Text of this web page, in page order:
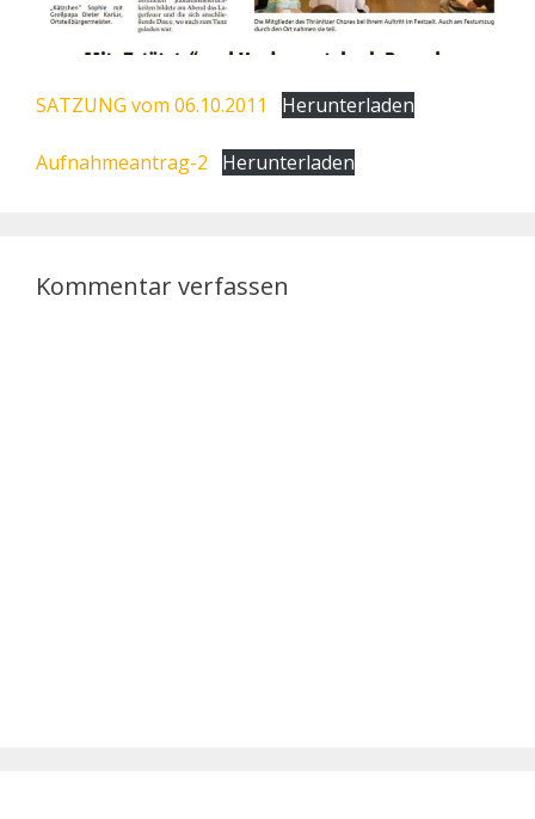
SATZUNG vom 06.10.2011 Herunterladen
Aufnahmeantrag-2 Herunterladen
Kommentar verfassen